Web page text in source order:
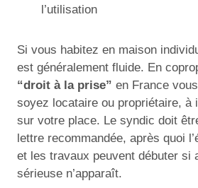
l’utilisation
Si vous habitez en maison
est généralement fluide. En
“droit à la prise” en France
soyez locataire ou propriétaire, à
sur votre place. Le syndic doit
lettre recommandée, après quoi
et les travaux peuvent débuter si
sérieuse n’apparaît.